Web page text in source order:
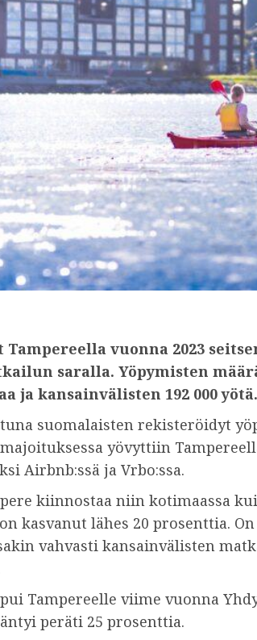
vuonna 2023
saralla. Yöpymisten
ja kansainvälisten 192 000 yötä.
suomalaisten rekisteröidyt
yövyttiin
Airbnb:ssä ja Vrbo:ssa.
kiinnostaa niin kotimaassa
kasvanut lähes 20 prosenttia.
vahvasti kansainvälisten
Tampereelle viime vuonna
peräti 25 prosenttia.